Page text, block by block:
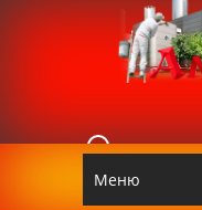
E-MAIL
Меню